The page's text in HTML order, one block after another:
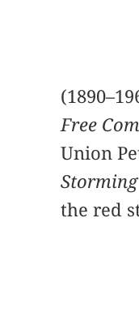
Free
Union
the red